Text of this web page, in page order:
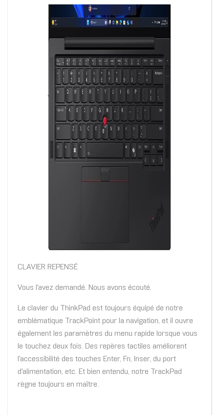
CLAVIER REPENSÉ
Vous l'avez demandé. Nous avons écouté.
Le clavier du ThinkPad est toujours équipé de notre
emblématique TrackPoint pour la navigation, et il ouvre
également les paramètres du menu rapide lorsque vous
le touchez deux fois. Des repères tactiles améliorent
l'accessibilité des touches Enter, Fn, Inser, du port
d'alimentation, etc. Et bien entendu, notre TrackPad
règne toujours en maître.